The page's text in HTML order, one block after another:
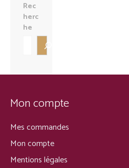
Rec
herc
he
Mon compte
Mes commandes
Mon compte
Mentions légales